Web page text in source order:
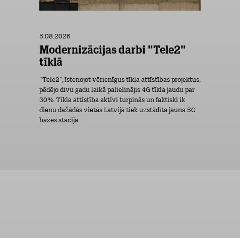
5.08.2026
Modernizācijas darbi "Tele2"
tīklā
“Tele2”, īstenojot vērienīgus tīkla attīstības projektus,
pēdējo divu gadu laikā palielinājis 4G tīkla jaudu par
30%. Tīkla attīstība aktīvi turpinās un faktiski ik
dienu dažādās vietās Latvijā tiek uzstādīta jauna 5G
bāzes stacija...